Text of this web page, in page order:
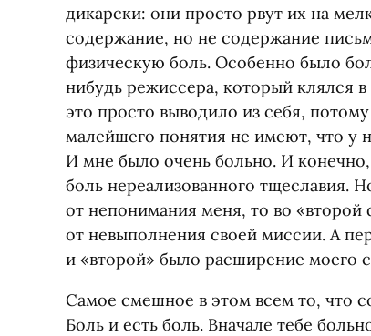
дикарски: они просто рвут их на
содержание, но не содержание
физическую боль. Особенно было
нибудь режиссера, который клялся
это просто выводило из себя,
малейшего понятия не имеют, что у
И мне было очень больно. И
боль нереализованного тщеславия.
от непонимания меня, то во
от невыполнения своей миссии. А
и «второй» было расширение моего
Самое смешное в этом всем то, что
Боль и есть боль. Вначале тебе